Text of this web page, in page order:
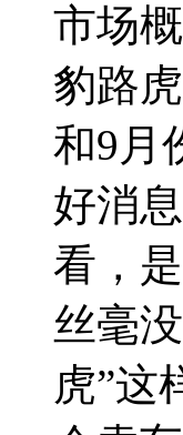
市场
豹路
和9月
好消
看，
丝毫
虎”这